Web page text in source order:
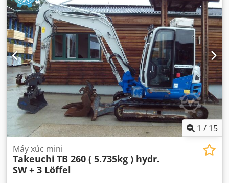
1 / 15
Máy xúc mini
Takeuchi TB 260 ( 5.735kg ) hydr.
SW + 3 Löffel